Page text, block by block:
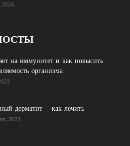
2026
на иммунитет и как повысить
организма
дерматит – как лечить
2023